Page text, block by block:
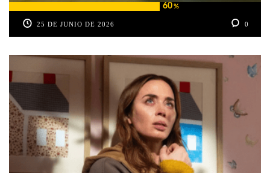
60%
25 DE JUNIO DE 2026 0